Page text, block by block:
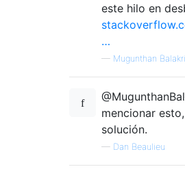
este hilo en
…
— Mugunthan
mencionar
solución.
— Dan Beaulieu